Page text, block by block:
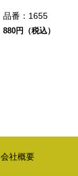
品番： 1655
880円（税込）
会社概要